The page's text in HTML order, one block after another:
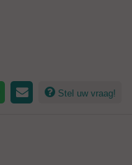
Stel uw vraag!